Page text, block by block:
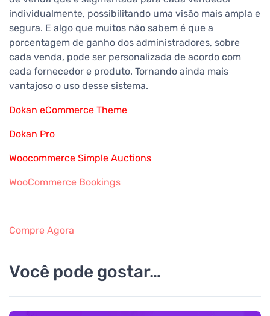
individualmente, possibilitando uma visão mais ampla e
segura. E algo que muitos não sabem é que a
porcentagem de ganho dos administradores, sobre
cada venda, pode ser personalizada de acordo com
cada fornecedor e produto. Tornando ainda mais
vantajoso o uso desse sistema.
Dokan eCommerce Theme
Dokan Pro
Woocommerce Simple Auctions
WooCommerce Bookings
Compre Agora
Você pode gostar…